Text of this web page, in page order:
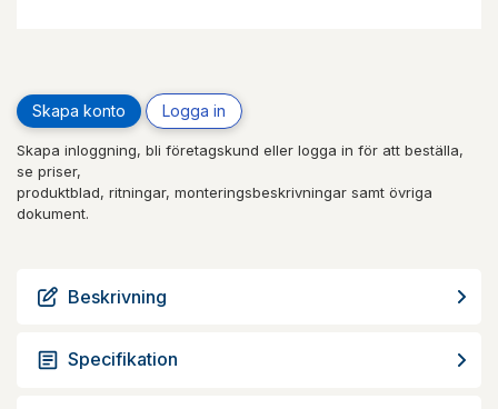
Skapa konto Logga in
Skapa inloggning, bli företagskund eller logga in för att beställa,
se priser,
produktblad, ritningar, monteringsbeskrivningar samt övriga
dokument.
Beskrivning
Specifikation